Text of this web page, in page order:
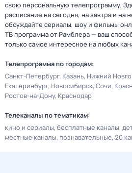
свою персональную телепрограмму.
расписание на сегодня, на завтра и
обсуждайте сериалы, шоу и фильмы
ТВ программа от Рамблера — ваш
только самое интересное на любых
Телепрограмма по городам:
Санкт-Петербург Казань Нижний
Екатеринбург Новосибирск Сочи
Ростов-на-Дону Краснодар
Телеканалы по тематикам:
кино и сериалы бесплатные каналы
местные каналы познавательные 20